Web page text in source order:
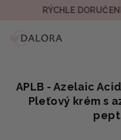
RÝCHLE DORUČENIE DO
APLB - Azelaic
Pleťový krém s